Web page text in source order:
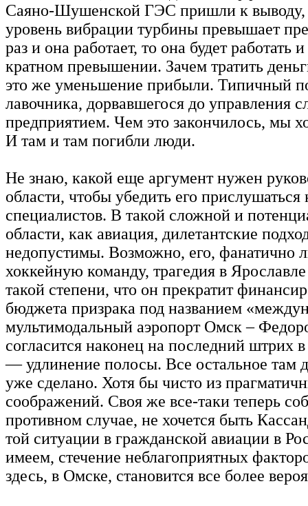
Саяно-Шушенской ГЭС пришли к выводу,
уровень вибрации турбины превышает
раз и она работает, то она будет работать
кратном превышении. Зачем тратить
это же уменьшение прибыли. Типичный
лавочника, дорвавшегося до управления
предприятием. Чем это закончилось, мы
И там и там погибли люди.
Не знаю, какой еще аргумент нужен
области, чтобы убедить его
специалистов. В такой сложной и
области, как авиация, дилетантские
недопустимы. Возможно, его, фанатично
хоккейную команду, трагедия в
такой степени, что он прекратит
бюджета призрака под названием
мультимодальный аэропорт Омск –
согласится наконец на последний штрих
— удлинение полосы. Все остальное там
уже сделано. Хотя бы чисто из
соображений. Своя же все-таки теперь
противном случае, не хочется быть
той ситуации в гражданской авиации в
имеем, стечение неблагоприятных
здесь, в Омске, становится все более